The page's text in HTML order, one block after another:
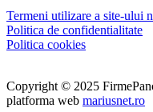
Termeni utilizare a site-ului
Politica de confidentialitate
Politica cookies
Copyright © 2025
platforma web mariusnet.ro